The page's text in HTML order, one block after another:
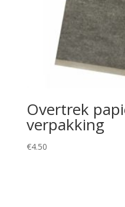
Overtrek
verpakking
€4.50